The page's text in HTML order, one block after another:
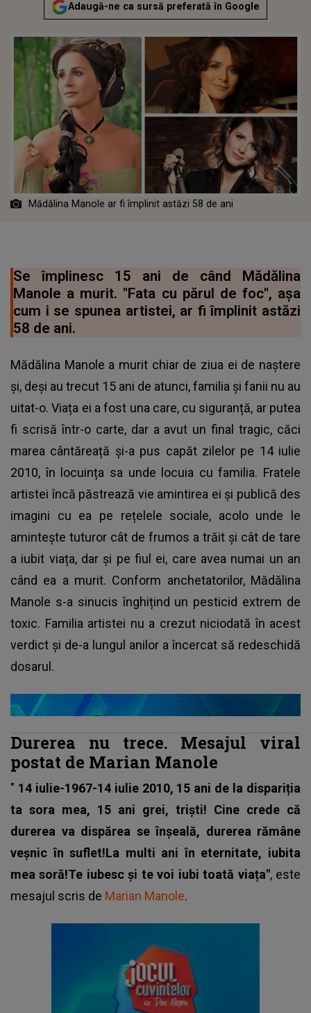
Adaugă-ne ca sursă preferată în Google
Mădălina Manole ar fi împlinit astăzi 58 de ani
Se împlinesc 15 ani de când Mădălina
Manole a murit. "Fata cu părul de foc", așa
cum i se spunea artistei, ar fi împlinit astăzi
58 de ani.
Mădălina Manole a murit chiar de ziua ei de naștere
și, deși au trecut 15 ani de atunci, familia și fanii nu au
uitat-o. Viața ei a fost una care, cu siguranță, ar putea
fi scrisă într-o carte, dar a avut un final tragic, căci
marea cântăreață și-a pus capăt zilelor pe 14 iulie
2010, în locuința sa unde locuia cu familia. Fratele
artistei încă păstrează vie amintirea ei și publică des
imagini cu ea pe rețelele sociale, acolo unde le
amintește tuturor cât de frumos a trăit și cât de tare
a iubit viața, dar și pe fiul ei, care avea numai un an
când ea a murit. Conform anchetatorilor, Mădălina
Manole s-a sinucis înghițind un pesticid extrem de
toxic. Familia artistei nu a crezut niciodată în acest
verdict şi de-a lungul anilor a încercat să redeschidă
dosarul.
Durerea nu trece. Mesajul viral
postat de Marian Manole
" 14 iulie-1967-14 iulie 2010, 15 ani de la dispariția
ta sora mea, 15 ani grei, triști! Cine crede că
durerea va dispărea se înșeală, durerea rămâne
veșnic în suflet!La multi ani în eternitate, iubita
mea soră!Te iubesc și te voi iubi toată viața", este
mesajul scris de Marian Manole.